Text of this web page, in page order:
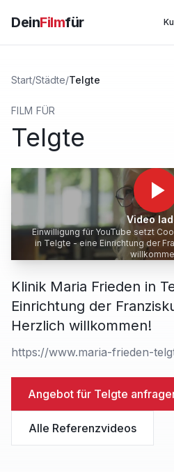
DeinFilmfür
Start/Städte/Telgte
FILM FÜR
Telgte
Video
Einwilligung für YouTube setzt
in Telgte - eine Einrichtung der
Klinik Maria Frieden in
Einrichtung der
Herzlich willkommen!
https://www.maria-frieden-
Angebot für Telgte
Alle Referenzvideos